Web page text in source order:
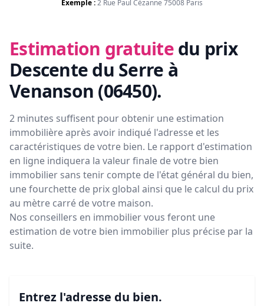
Exemple :2 Rue Paul Cézanne 75008 Paris
Estimation gratuite du prix
Descente du Serre à
Venanson (06450).
2 minutes suffisent pour obtenir une estimation
immobilière après avoir indiqué l'adresse et les
caractéristiques de votre bien. Le rapport d'estimation
en ligne indiquera la valeur finale de votre bien
immobilier sans tenir compte de l'état général du bien,
une fourchette de prix global ainsi que le calcul du prix
au mètre carré de votre maison.
Nos conseillers en immobilier vous feront une
estimation de votre bien immobilier plus précise par la
suite.
Entrez l'adresse du bien.